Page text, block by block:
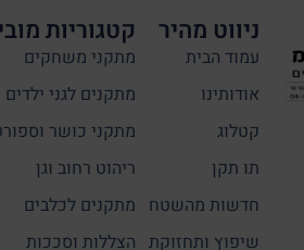
ניווט מהיר
עמוד הבית
אודותינו
קטלוג
תו תקן
חדשות מהשטח
שיפוץ ותחזוקת
קטגוריות
מתקני משחקים
מתקנים לגני ילדים
מתקני כושר
ריהוט רחוב וגן
מתקנים לכלבים
הצללות וסככות